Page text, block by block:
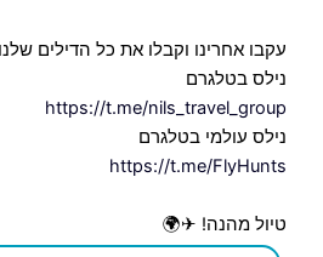
עקבו אחרינו וקבלו את כל הדילים
נילס בטלגרם
https://t.me/nils_travel_group
נילס עולמי בטלגרם
https://t.me/FlyHunts
טיול מהנה! ✈🌍